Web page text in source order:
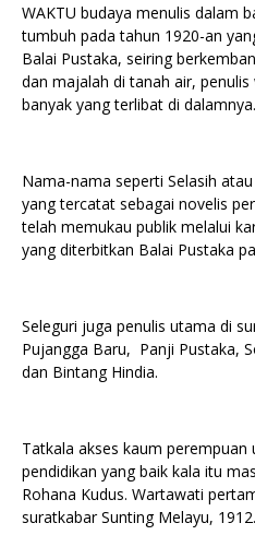
WAKTU budaya menulis dalam
tumbuh pada tahun 1920-an
Balai Pustaka, seiring
dan majalah di tanah air,
banyak yang terlibat di dalamnya.
Nama-nama seperti Selasih
yang tercatat sebagai novelis
telah memukau publik melalui
yang diterbitkan Balai Pustaka
Seleguri juga penulis utama di
Pujangga Baru, Panji Pustaka,
dan Bintang Hindia.
Tatkala akses kaum perempuan
pendidikan yang baik kala itu
Rohana Kudus. Wartawati
suratkabar Sunting Melayu, 1912.